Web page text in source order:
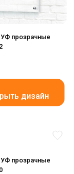
УФ прозрачные
дизайн
УФ прозрачные